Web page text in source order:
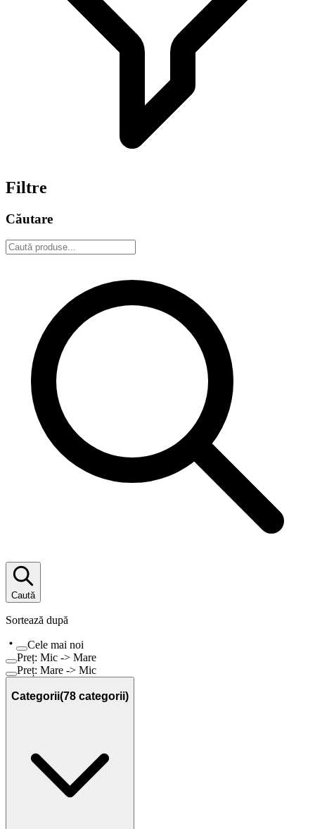
Filtre
Căutare
Caută
Sortează după
Cele mai noi
Preț: Mic -> Mare
Preț: Mare -> Mic
Categorii(78 categorii)